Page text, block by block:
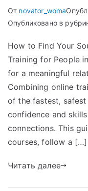
От novator_woma
Опубликовано в
How to Find Your
Training for People
for a meaningful
Combining online
of the fastest,
confidence and
connections. This
courses, follow a […]
Читать далее